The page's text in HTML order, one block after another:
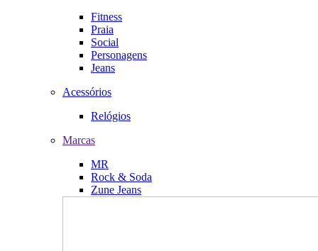
Fitness
Praia
Social
Personagens
Jeans
Acessórios
Relógios
Marcas
MR
Rock & Soda
Zune Jeans